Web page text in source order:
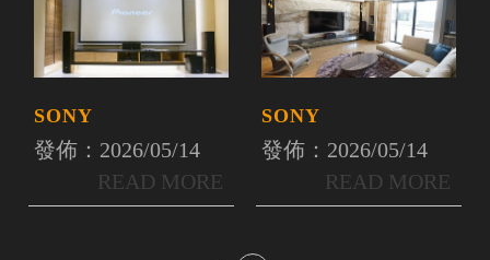
SONY
發佈：2026/05/14
SONY
發佈：2026/05/14